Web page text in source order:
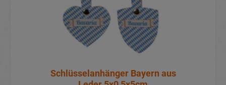
Schlüsselanhänger Bayern aus